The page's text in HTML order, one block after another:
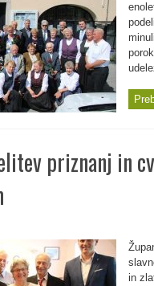
priznanj in
in